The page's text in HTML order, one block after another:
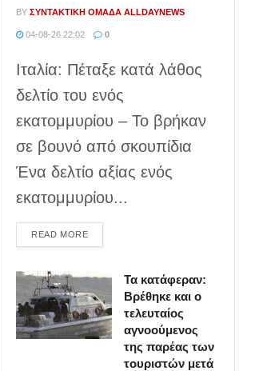
BY ΣΥΝΤΑΚΤΙΚΉ ΟΜΆΔΑ ALLDAYNEWS
04-08-26 22:02 0
Ιταλία: Πέταξε κατά λάθος
δελτίο του ενός
εκατομμυρίου – Το βρήκαν
σε βουνό από σκουπίδια
Ένα δελτίο αξίας ενός
εκατομμυρίου...
READ MOREDETAILS
Τα κατάφεραν:
Βρέθηκε και ο
τελευταίος
αγνοούμενος
της παρέας των
τουριστών μετά